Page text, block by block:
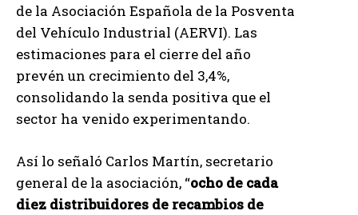
de la Asociación Española de la Posventa
del Vehículo Industrial (AERVI). Las
estimaciones para el cierre del año
prevén un crecimiento del 3,4%,
consolidando la senda positiva que el
sector ha venido experimentando.
Así lo señaló Carlos Martín, secretario
general de la asociación, “ocho de cada
diez distribuidores de recambios de